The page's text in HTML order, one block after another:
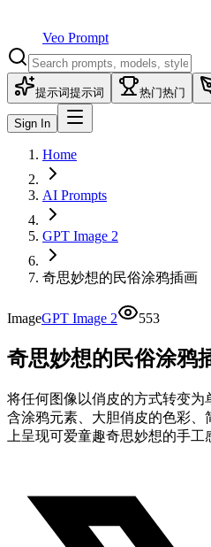
Veo Prompt
提示词提示词 热门热门
Sign In
Home
AI Prompts
GPT Image 2
奇思妙想的民俗涂鸦插画
ImageGPT Image 2 553
奇思妙想的民俗涂鸦
将任何图像以俏皮的方式转变
含涂鸦元素、大胆俏皮的色彩
上呈现可爱童趣奇思妙想的手工